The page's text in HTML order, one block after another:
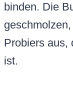
binden. Die
Probiers aus,
ist.